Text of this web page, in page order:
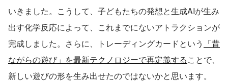
いきました。こうして、子どもたちの発想と生成AIが生み
出す化学反応によって、これまでにないアトラクションが
完成しました。さらに、トレーディングカードという 「昔
ながらの遊び」を最新テクノロジーで再定義することで、
新しい遊びの形を生み出せたのではないかと思います。